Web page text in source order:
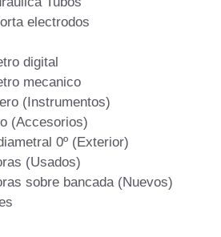
electrodos
digital
mecanico
(Instrumentos)
(Accesorios)
0º (Exterior)
(Usados)
sobre bancada (Nuevos)